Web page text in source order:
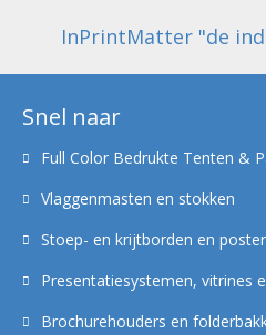
InPrintMatter "de
Snel naar
Full Color Bedrukte Tenten &
Vlaggenmasten en stokken
Stoep- en krijtborden en
Presentatiesystemen, vitrines
Brochurehouders en